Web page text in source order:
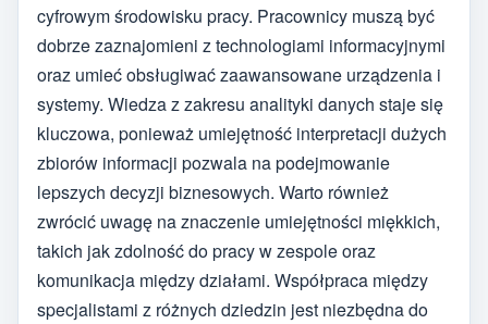
cyfrowym środowisku pracy. Pracownicy muszą być
dobrze zaznajomieni z technologiami informacyjnymi
oraz umieć obsługiwać zaawansowane urządzenia i
systemy. Wiedza z zakresu analityki danych staje się
kluczowa, ponieważ umiejętność interpretacji dużych
zbiorów informacji pozwala na podejmowanie
lepszych decyzji biznesowych. Warto również
zwrócić uwagę na znaczenie umiejętności miękkich,
takich jak zdolność do pracy w zespole oraz
komunikacja między działami. Współpraca między
specjalistami z różnych dziedzin jest niezbędna do